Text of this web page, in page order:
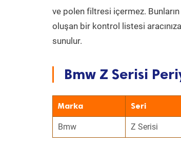
ve polen filtresi içermez. Bunların
oluşan bir kontrol listesi
sunulur.
Bmw Z Serisi
Marka Seri
Bmw Z Serisi